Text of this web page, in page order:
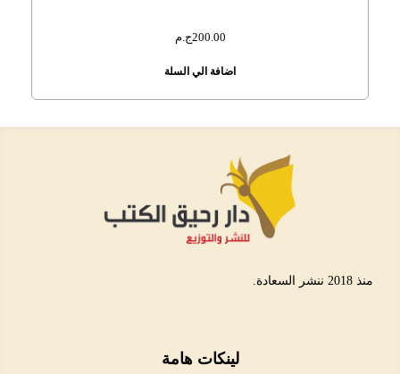
اضافة الي السلة
200.00ج.م
منذ 2018 ننشر السعادة.
لينكات هامة